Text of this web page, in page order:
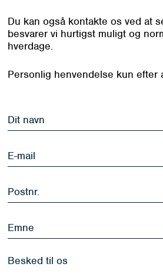
Du kan også kontakte os ved at
besvarer vi hurtigst muligt og
hverdage.
Personlig henvendelse kun efter
navn
mail
*
Besked